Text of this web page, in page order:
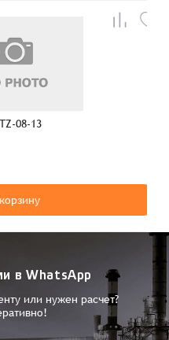
08-13
в WhatsApp
или нужен расчет?